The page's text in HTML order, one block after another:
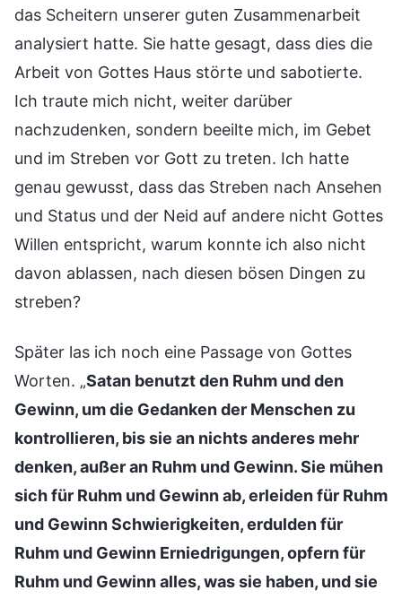
das Scheitern unserer guten Zusammenarbeit
analysiert hatte. Sie hatte gesagt, dass dies die
Arbeit von Gottes Haus störte und sabotierte.
Ich traute mich nicht, weiter darüber
nachzudenken, sondern beeilte mich, im Gebet
und im Streben vor Gott zu treten. Ich hatte
genau gewusst, dass das Streben nach Ansehen
und Status und der Neid auf andere nicht Gottes
Willen entspricht, warum konnte ich also nicht
davon ablassen, nach diesen bösen Dingen zu
streben?
Später las ich noch eine Passage von Gottes
Worten. „Satan benutzt den Ruhm und den
Gewinn, um die Gedanken der Menschen zu
kontrollieren, bis sie an nichts anderes mehr
denken, außer an Ruhm und Gewinn. Sie mühen
sich für Ruhm und Gewinn ab, erleiden für Ruhm
und Gewinn Schwierigkeiten, erdulden für
Ruhm und Gewinn Erniedrigungen, opfern für
Ruhm und Gewinn alles, was sie haben, und sie